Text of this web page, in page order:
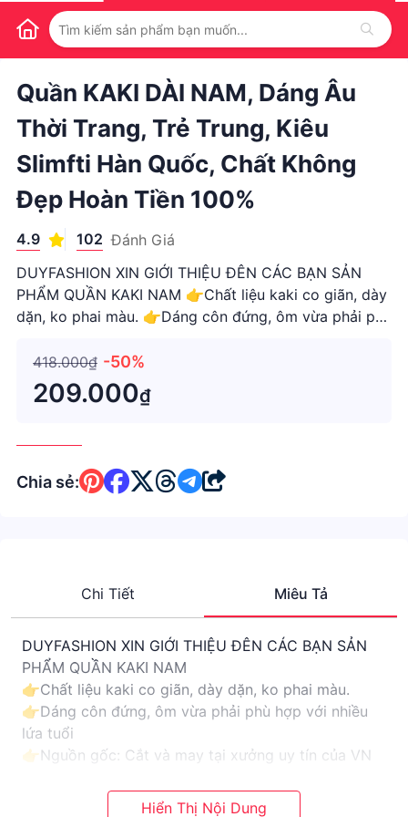
1 1
Quần KAKI DÀI NAM, Dáng Âu
Thời Trang, Trẻ Trung, Kiêu
Slimfti Hàn Quốc, Chất Không
Đẹp Hoàn Tiền 100%
4.9 102 Đánh Giá
DUYFASHION XIN GIỚI THIỆU ĐÊN CÁC BẠN SẢN
PHẨM QUẦN KAKI NAM 👉Chất liệu kaki co giãn, dày
dặn, ko phai màu. 👉Dáng côn đứng, ôm vừa phải phù
xưởng uy tín của VN 👉Cam kết chất lượng đúng như
những nội dung trong bài viế
418.000₫ -50%
209.000₫
Chia sẻ:
Chi Tiết Miêu Tả
DUYFASHION XIN GIỚI THIỆU ĐÊN CÁC BẠN SẢN
PHẨM QUẦN KAKI NAM
👉Chất liệu kaki co giãn, dày dặn, ko phai màu.
👉Dáng côn đứng, ôm vừa phải phù hợp với nhiều
lứa tuổi
👉Nguồn gốc: Cắt và may tại xưởng uy tín của VN
trong bài viết lúc tìm sản phẩm từ shop